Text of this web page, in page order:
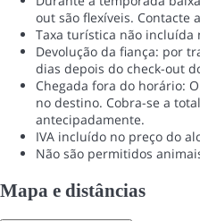
out são flexíveis. Contacte
Taxa turística não incluída
Devolução da fiança: por
dias depois do check-out
Chegada fora do horário:
no destino. Cobra-se a
antecipadamente.
IVA incluído no preço do
Não são permitidos
Mapa e distâncias